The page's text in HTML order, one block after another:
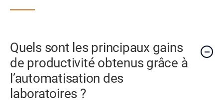
Quels sont les principaux gains
de productivité obtenus grâce à
l’automatisation des
laboratoires ?